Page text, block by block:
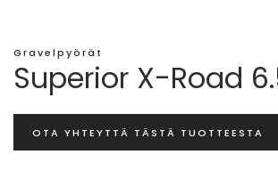
Gravelpyörät
Superior X-Road
OTA YHTEYTTÄ TÄSTÄ TUOTTEESTA